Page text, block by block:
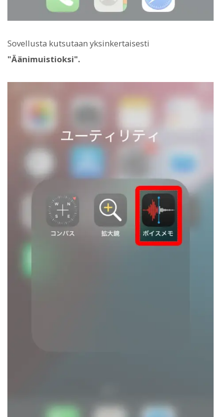
Sovellusta kutsutaan yksinkertaisesti
"Äänimuistioksi".